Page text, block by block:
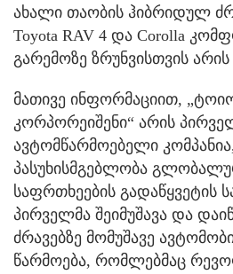
ახალი თაობის ჰიბრიდულ
Toyota RAV 4 და Corolla
გარემოზე ზრუნვისთვის
მათივე ინფორმაციით,
კორპორეიშენი“ არის
ავტომწარმოებელი
პასუხისმგებლობა
საფრთხეების გადაწყვეტის
პირველმა შეიმუშავა და
ძრავებზე მომუშავე
წარმოება, რომლებმაც